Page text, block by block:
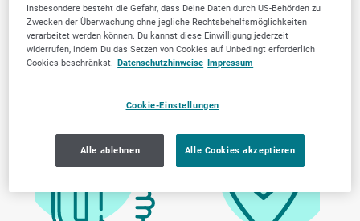
Warum SELLWERK
Insbesondere besteht die Gefahr, dass Deine Daten durch US-Behörden zu
Zwecken der Überwachung ohne jegliche Rechtsbehelfsmöglichkeiten
verarbeitet werden können. Du kannst diese Einwilligung jederzeit
widerrufen, indem Du das Setzen von Cookies auf Unbedingt erforderlich
Cookies beschränkst. Datenschutzhinweise Impressum
Cookie-Einstellungen
Alle ablehnen Alle Cookies akzeptieren